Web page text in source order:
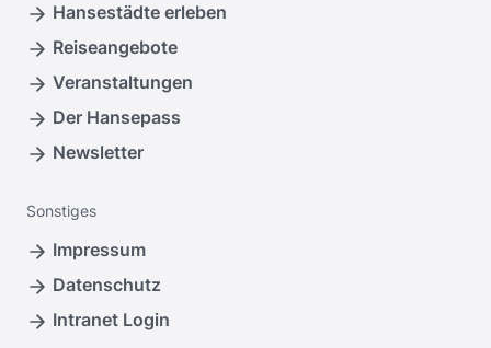
Hansestädte erleben
Reiseangebote
Veranstaltungen
Der Hansepass
Newsletter
Sonstiges
Impressum
Datenschutz
Intranet Login